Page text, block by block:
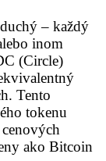
– každý
inom
(Circle)
Tento
tokenu
ako Bitcoin